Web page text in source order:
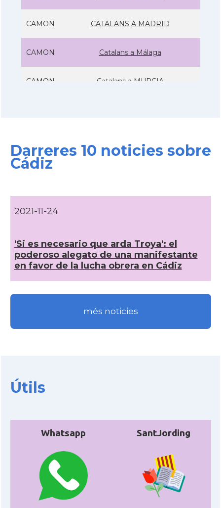
CAMON CATALANS A MADRID
CAMON Catalans a Málaga
CAMON Catalans a MURCIA
CAMON
CAMON Catalans a VALLADOLID
Casal Casal Català de Tenerife
Casal Casal de Catalunya de Sevilla
Cercle Català de Madrid
* + ambaixades i consolats
Darreres 10 noticies sobre
Cádiz
2021-11-24
'Si es necesario que arda Troya': el
poderoso alegato de una manifestante
en favor de la lucha obrera en Cádiz
més noticies
Útils
Whatsapp SantJording